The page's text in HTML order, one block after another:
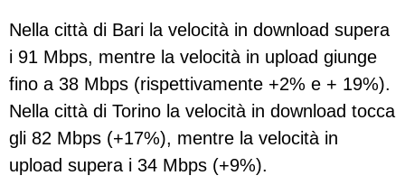
Nella città di Bari la velocità in download supera
i 91 Mbps, mentre la velocità in upload giunge
fino a 38 Mbps (rispettivamente +2% e + 19%).
Nella città di Torino la velocità in download tocca
gli 82 Mbps (+17%), mentre la velocità in
upload supera i 34 Mbps (+9%).